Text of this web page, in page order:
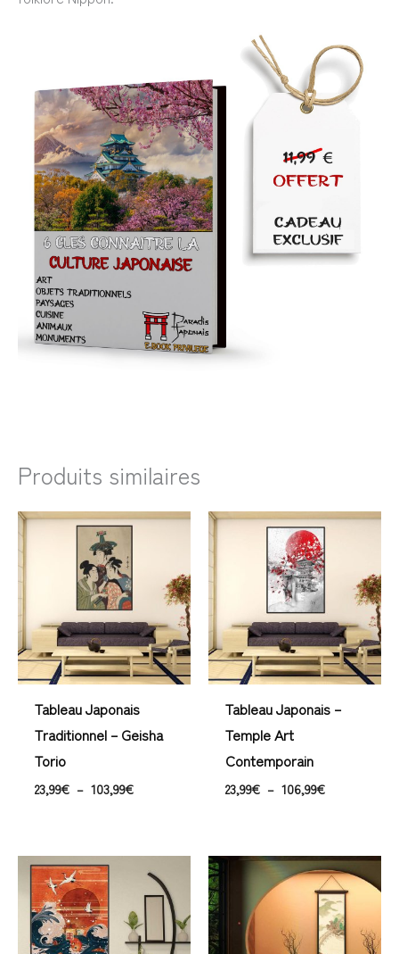
Produits similaires
Tableau Japonais
Traditionnel – Geisha
Torio
23,99€ – 103,99€
Plage
103,99€
Tableau Japonais –
Temple Art
Contemporain
23,99€ – 106,99€
Plage
23,99€
106,99€
de
prix :
23,99€
à
103,99€
Plage
de
prix :
33,99€
à
66,99€